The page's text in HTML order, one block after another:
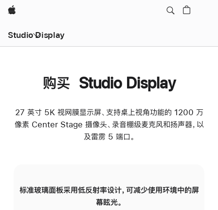
Apple
Studio Display
购买 Studio Display
27 英寸 5K 视网膜显示屏、支持桌上视角功能的 1200 万
像素 Center Stage 摄像头、录音棚级麦克风和扬声器，以
及雷雳 5 端口。
标准玻璃面板采用低反射率设计，可减少使用环境中的屏
幕眩光。